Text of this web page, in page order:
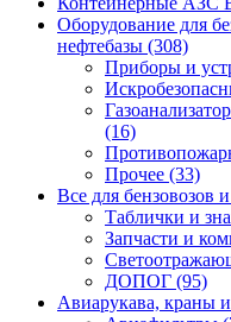
Оборудование для
нефтебазы (308)
Приборы и
(16)
Прочее (33)
Все для
Таблички и
Запчасти и
ДОПОГ (95)
Авиарукава, краны